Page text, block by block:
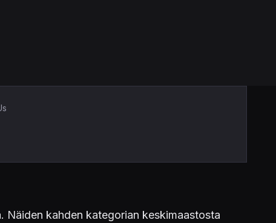
Näiden kahden kategorian keskimaastosta